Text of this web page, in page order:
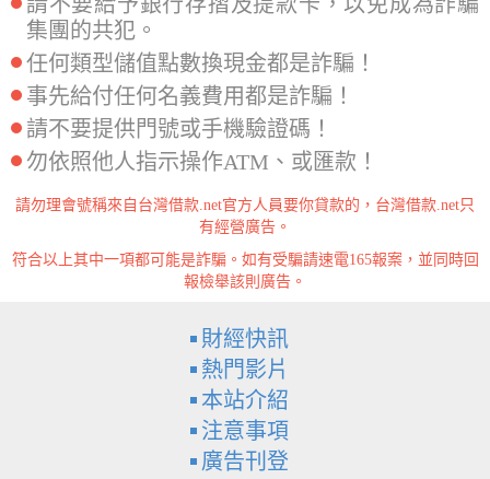
集團的共犯。
任何類型儲值點數換現金都是詐騙！
事先給付任何名義費用都是詐騙！
請不要提供門號或手機驗證碼！
勿依照他人指示操作ATM、或匯款！
請勿理會號稱來自台灣借款.net官方人員要你貸款的，台灣借款.net只
有經營廣告。
符合以上其中一項都可能是詐騙。如有受騙請速電165報案，並同時回
報檢舉該則廣告。
財經快訊
熱門影片
本站介紹
注意事項
廣告刊登